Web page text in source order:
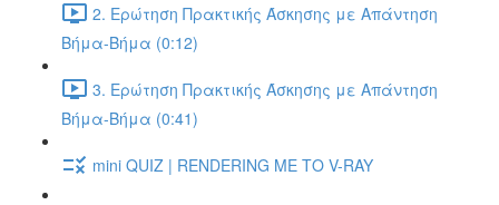
2. Ερώτηση Πρακτικής Άσκησης με Απάντηση
Βήμα-Βήμα (0:12)
3. Ερώτηση Πρακτικής Άσκησης με Απάντηση
Βήμα-Βήμα (0:41)
mini QUIZ | RENDERING ΜΕ ΤΟ V-RAY